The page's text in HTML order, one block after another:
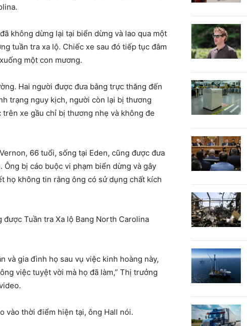
không dừng lại tại biển dừng và lao qua một
tuần tra xa lộ. Chiếc xe sau đó tiếp tục đâm
một con mương.
Hai người được đưa bằng trực thăng đến
trạng nguy kịch, người còn lại bị thương
xe gầu chỉ bị thương nhẹ và không đe
66 tuổi, sống tại Eden, cũng được đưa
bị cáo buộc vi phạm biển dừng và gây
họ không tin rằng ông có sử dụng chất kích
Tuần tra Xa lộ Bang North Carolina
và gia đình họ sau vụ việc kinh hoàng này,
việc tuyệt vời mà họ đã làm,” Thị trưởng
vào thời điểm hiện tại, ông Hall nói.